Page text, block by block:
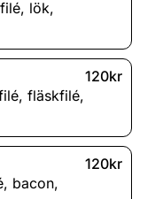
, lök,
120kr
, fläskfilé,
120kr
, bacon,